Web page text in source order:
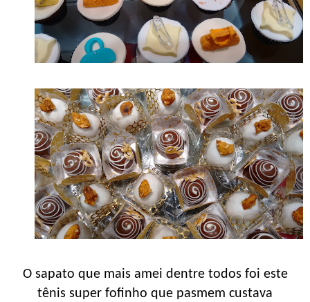
O sapato que mais amei dentre todos foi este
tênis super fofinho que pasmem custava